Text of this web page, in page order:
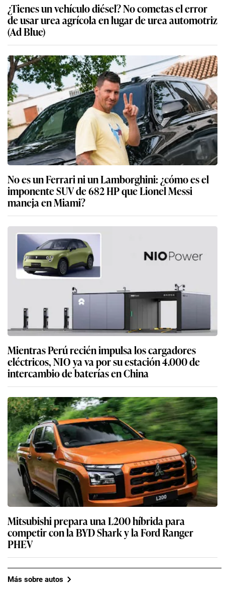
¿Tienes un vehículo diésel? No cometas el error
de usar urea agrícola en lugar de urea automotriz
(Ad Blue)
No es un Ferrari ni un Lamborghini: ¿cómo es el
imponente SUV de 682 HP que Lionel Messi
maneja en Miami?
Mientras Perú recién impulsa los cargadores
eléctricos, NIO ya va por su estación 4.000 de
intercambio de baterías en China
Mitsubishi prepara una L200 híbrida para
competir con la BYD Shark y la Ford Ranger
PHEV
Más sobre autos